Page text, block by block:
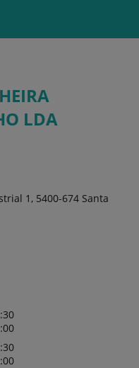
LDA
1, 5400-674 Santa